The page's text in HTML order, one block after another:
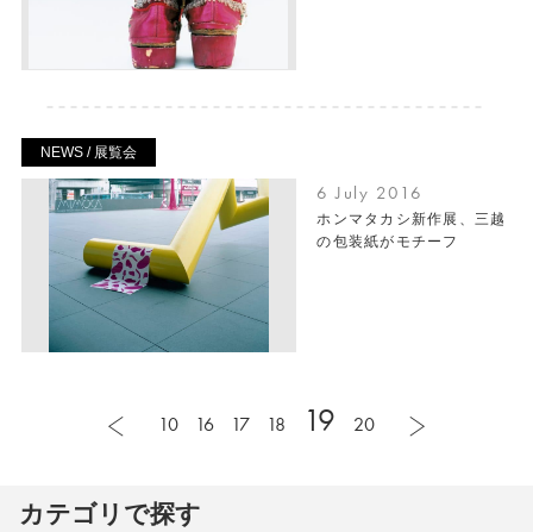
NEWS / 展覧会
6 July 2016
ホンマタカシ新作展、三越
の包装紙がモチーフ
10 16 17 18 19 20
カテゴリで探す